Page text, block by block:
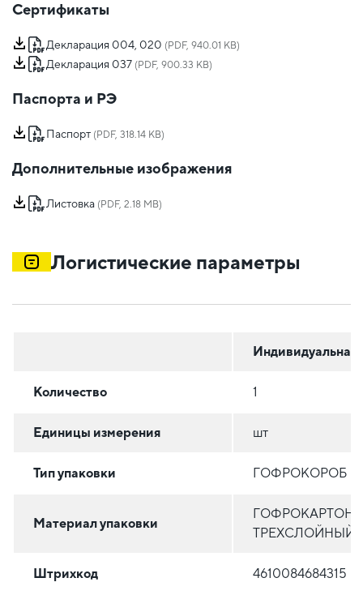
Сертификаты
Декларация 004, 020 (PDF, 940.01 KB)
Декларация 037 (PDF, 900.33 KB)
Паспорта и РЭ
Паспорт (PDF, 318.14 KB)
Дополнительные изображения
Листовка (PDF, 2.18 MB)
Логистические параметры
Индивидуальная
Количество 1
Единицы измерения шт
Тип упаковки ГОФРОКОРОБ
Материал упаковки
ГОФРОКАРТОН
ТРЕХСЛОЙНЫЙ
Штрихкод 4610084684315